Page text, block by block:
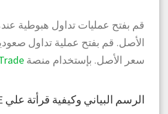
قم بفتح عمليات تداول هبوطية
الأصل. قم بفتح عملية تداول
سعر الأصل. بإستخدام منصة
الرسم البياني وكيفية قرأتة علي OLYMP TRADE